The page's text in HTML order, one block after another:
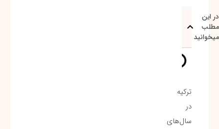
در این
مطلب
میخوانید
ترکیه
در
سال‌های